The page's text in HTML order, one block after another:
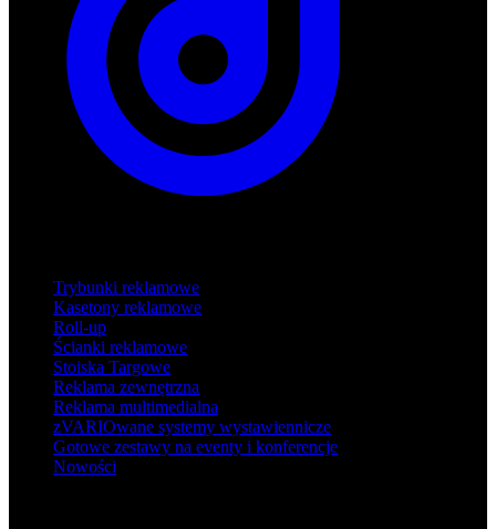
Trybunki reklamowe
Kasetony reklamowe
Roll-up
Ścianki reklamowe
Stoiska Targowe
Reklama zewnętrzna
Reklama multimedialna
zVARIOwane systemy wystawiennicze
Gotowe zestawy na eventy i konferencje
Nowości